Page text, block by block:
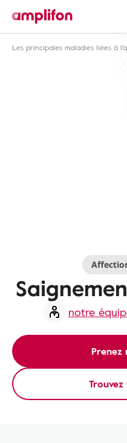
Les principales maladies liées à
notre
Prenez